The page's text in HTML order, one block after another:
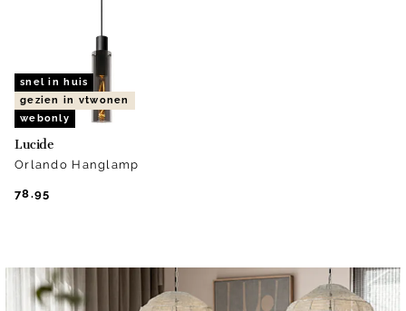
snel in huis
gezien in vtwonen
webonly
Lucide
Orlando Hanglamp
78.95